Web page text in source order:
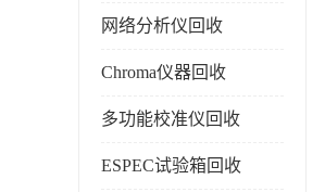
网络分析仪回收
Chroma仪器回收
多功能校准仪回收
ESPEC试验箱回收